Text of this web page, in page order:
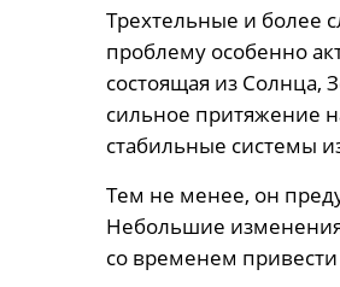
Трехтельные и более
проблему особенно
состоящая из Солнца,
сильное притяжение
стабильные системы
Тем не менее, он
Небольшие
со временем